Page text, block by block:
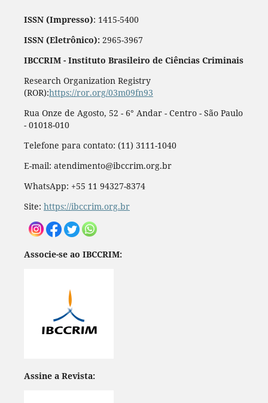
ISSN (Impresso): 1415-5400
ISSN (Eletrônico): 2965-3967
IBCCRIM - Instituto Brasileiro de Ciências Criminais
Research Organization Registry
(ROR):https://ror.org/03m09fn93
Rua Onze de Agosto, 52 - 6° Andar - Centro - São Paulo
- 01018-010
Telefone para contato: (11) 3111-1040
E-mail: atendimento@ibccrim.org.br
WhatsApp: +55 11 94327-8374
Site: https://ibccrim.org.br
Associe-se ao IBCCRIM:
Assine a Revista: